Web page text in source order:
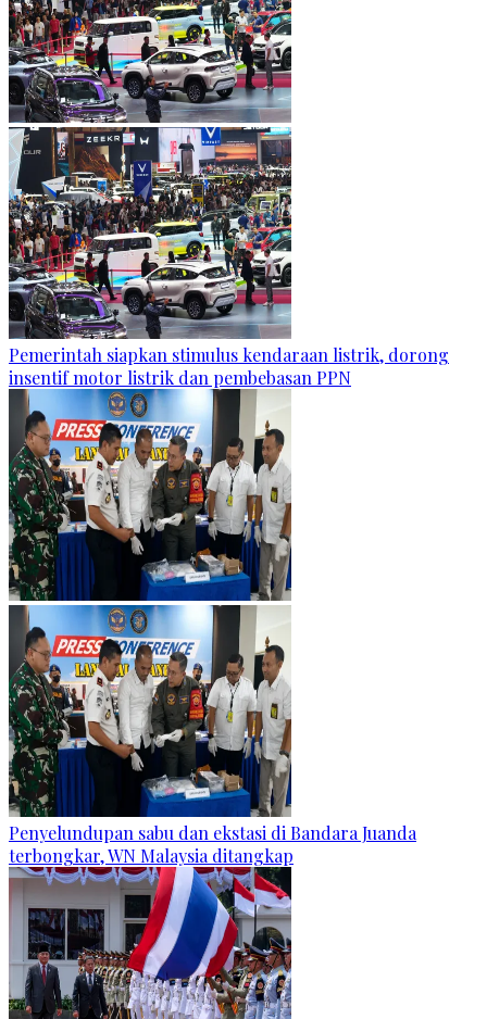
Pemerintah siapkan stimulus kendaraan listrik, dorong
insentif motor listrik dan pembebasan PPN
Penyelundupan sabu dan ekstasi di Bandara Juanda
terbongkar, WN Malaysia ditangkap